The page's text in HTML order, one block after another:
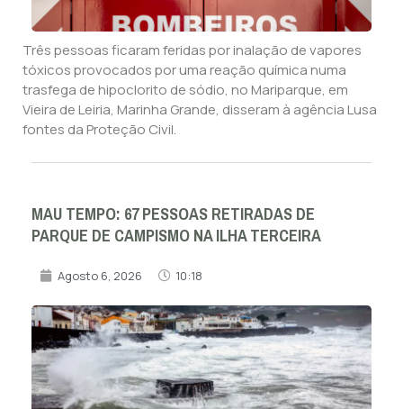
Três pessoas ficaram feridas por inalação de vapores
tóxicos provocados por uma reação química numa
trasfega de hipoclorito de sódio, no Mariparque, em
Vieira de Leiria, Marinha Grande, disseram à agência Lusa
fontes da Proteção Civil.
MAU TEMPO: 67 PESSOAS RETIRADAS DE
PARQUE DE CAMPISMO NA ILHA TERCEIRA
Agosto 6, 2026 10:18